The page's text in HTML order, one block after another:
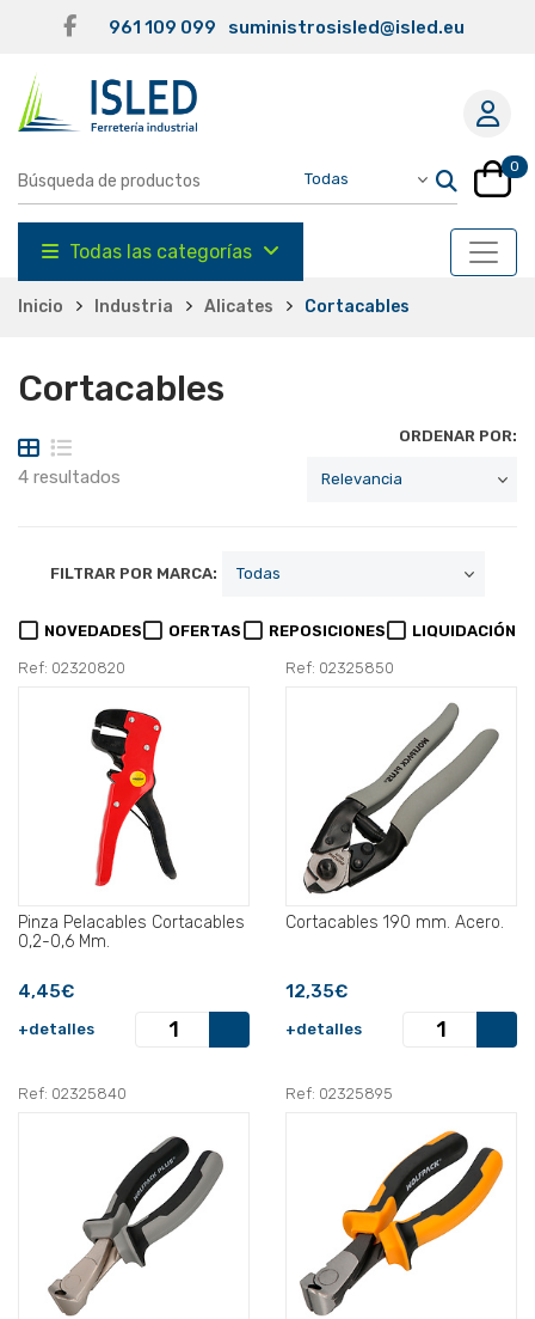
961 109 099 suministrosisled@isled.eu
0
Todas las categorías
Inicio Industria Alicates Cortacables
Cortacables
4 resultados
ORDENAR POR:
FILTRAR POR MARCA:
NOVEDADES OFERTAS REPOSICIONES LIQUIDACIÓN
Ref: 02320820
Pinza Pelacables Cortacables
0,2-0,6 Mm.
4,45€
+detalles
Ref: 02325850
Cortacables 190 mm. Acero.
12,35€
+detalles
Ref: 02325840 Ref: 02325895